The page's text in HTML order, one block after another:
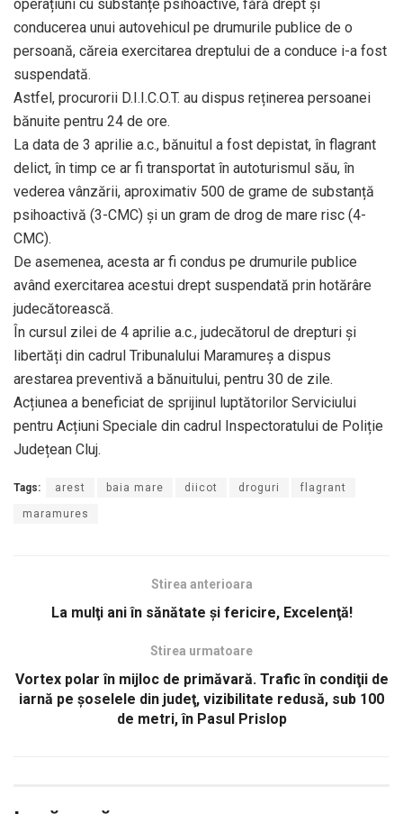
operațiuni cu substanțe psihoactive, fără drept și
conducerea unui autovehicul pe drumurile publice de o
persoană, căreia exercitarea dreptului de a conduce i-a fost
suspendată.
Astfel, procurorii D.I.I.C.O.T. au dispus reținerea persoanei
bănuite pentru 24 de ore.
La data de 3 aprilie a.c., bănuitul a fost depistat, în flagrant
delict, în timp ce ar fi transportat în autoturismul său, în
vederea vânzării, aproximativ 500 de grame de substanță
psihoactivă (3-CMC) și un gram de drog de mare risc (4-
CMC).
De asemenea, acesta ar fi condus pe drumurile publice
având exercitarea acestui drept suspendată prin hotărâre
judecătorească.
În cursul zilei de 4 aprilie a.c., judecătorul de drepturi și
libertăți din cadrul Tribunalului Maramureș a dispus
arestarea preventivă a bănuitului, pentru 30 de zile.
Acțiunea a beneficiat de sprijinul luptătorilor Serviciului
pentru Acțiuni Speciale din cadrul Inspectoratului de Poliție
Județean Cluj.
Tags: arest baia mare diicot droguri flagrant
maramures
Stirea anterioara
La mulţi ani în sănătate și fericire, Excelenţă!
Stirea urmatoare
Vortex polar în mijloc de primăvară. Trafic în condiţii de
iarnă pe şoselele din judeţ, vizibilitate redusă, sub 100
de metri, în Pasul Prislop